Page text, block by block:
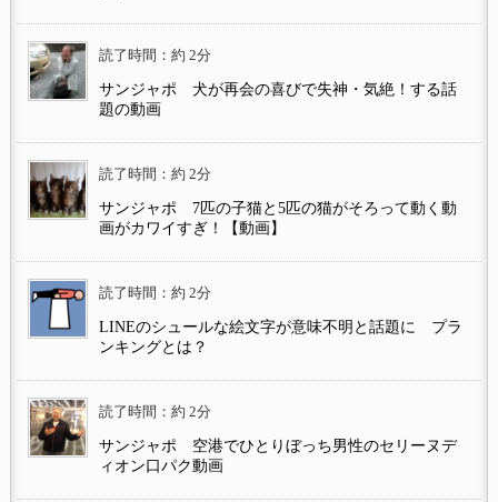
読了時間：約 2分
サンジャポ 犬が再会の喜びで失神・気絶！する話
題の動画
読了時間：約 2分
サンジャポ 7匹の子猫と5匹の猫がそろって動く動
画がカワイすぎ！【動画】
読了時間：約 2分
LINEのシュールな絵文字が意味不明と話題に プラ
ンキングとは？
読了時間：約 2分
サンジャポ 空港でひとりぼっち男性のセリーヌデ
ィオン口パク動画